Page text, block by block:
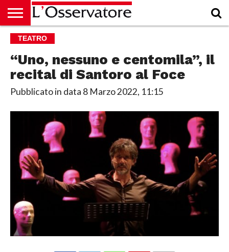
HOME
CULTURA
ECONOMIA
RUBRICHE
ARCHIVIO
PODCAST
ABBONAMENTO
CHI
ACCEDI
TEATRO
“Uno, nessuno e centomila”, il
recital di Santoro al Foce
Pubblicato in data 8 Marzo 2022, 11:15